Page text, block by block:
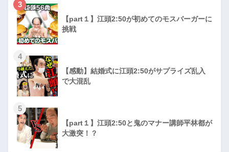
3
【part１】江頭2:50が初めてのモスバーガーに
挑戦
4
【感動】結婚式に江頭2:50がサプライズ乱入
で大混乱
5
【part１】江頭2:50と鬼のマナー講師平林都が
大激突！？